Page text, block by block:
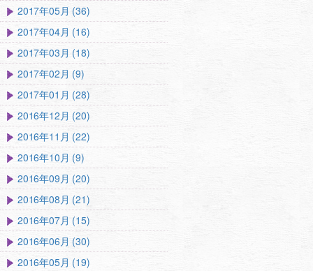
2017年05月 (36)
2017年04月 (16)
2017年03月 (18)
2017年02月 (9)
2017年01月 (28)
2016年12月 (20)
2016年11月 (22)
2016年10月 (9)
2016年09月 (20)
2016年08月 (21)
2016年07月 (15)
2016年06月 (30)
2016年05月 (19)